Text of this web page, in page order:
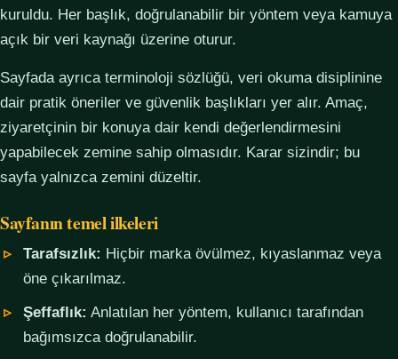
kuruldu. Her başlık, doğrulanabilir bir yöntem veya kamuya
açık bir veri kaynağı üzerine oturur.
Sayfada ayrıca terminoloji sözlüğü, veri okuma disiplinine
dair pratik öneriler ve güvenlik başlıkları yer alır. Amaç,
ziyaretçinin bir konuya dair kendi değerlendirmesini
yapabilecek zemine sahip olmasıdır. Karar sizindir; bu
sayfa yalnızca zemini düzeltir.
Sayfanın temel ilkeleri
Tarafsızlık: Hiçbir marka övülmez, kıyaslanmaz veya
öne çıkarılmaz.
Şeffaflık: Anlatılan her yöntem, kullanıcı tarafından
bağımsızca doğrulanabilir.